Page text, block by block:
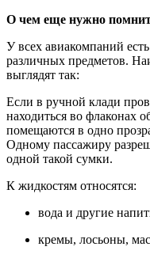
О чем еще нужно
У всех авиакомпаний
различных предметов.
выглядят так:
Если в ручной клади
находиться во флаконах
помещаются в одно
Одному пассажиру
одной такой сумки.
К жидкостям относятся:
вода и другие
кремы, лосьоны,